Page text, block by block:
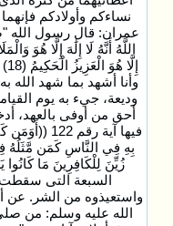
عمران: قال رسول الله
اللَّهُ أَنَّهُ لَا إِلَٰهَ إِلَّا هُوَ
وأنا أشهد بما شهد الله
وديعة، جيء به يوم
فيها آية
بِهِ فِي النَّاسِ كَمَن مَّثَلُهُ
زُيِّنَ لِلْكَافِرِينَ مَا
السبعة التى سقطت
واستعيذوه من الشر.
الله عليه وسلم: من